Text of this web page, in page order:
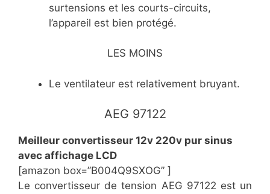
surtensions et les courts-circuits,
l’appareil est bien protégé.
LES MOINS
Le ventilateur est relativement bruyant.
AEG 97122
Meilleur convertisseur 12v 220v pur sinus
avec affichage LCD
[amazon box=”B004Q9SXOG” ]
Le convertisseur de tension AEG 97122 est un